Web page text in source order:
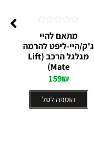
מתאם להיי
ג'ק/היי-ליפט להרמה
מגלגל הרכב (Lift
Mate)
159₪
הוספה לסל
מתוך
5